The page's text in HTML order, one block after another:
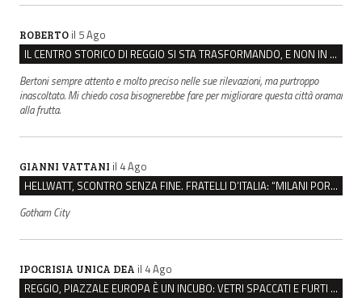
ROBERTO il 5 Ago
IL CENTRO STORICO DI REGGIO SI STA TRASFORMANDO, E NON IN MEGLIO
Bertoni sempre attento e molto preciso nelle sue rilevazioni, ma purtroppo
inascoltato. Mi chiedo cosa bisognerebbe fare per migliorare questa città oramai
alla frutta.
GIANNI VATTANI il 4 Ago
HELLWATT, SCONTRO SENZA FINE. FRATELLI D’ITALIA: “MILANI PORTA DOCUMENTI, DE FRANCO INSULTI”
Gotham City
IPOCRISIA UNICA DEA il 4 Ago
REGGIO, PIAZZALE EUROPA È UN INCUBO: VETRI SPACCATI E FURTI SULLE AUTO IN SOSTA